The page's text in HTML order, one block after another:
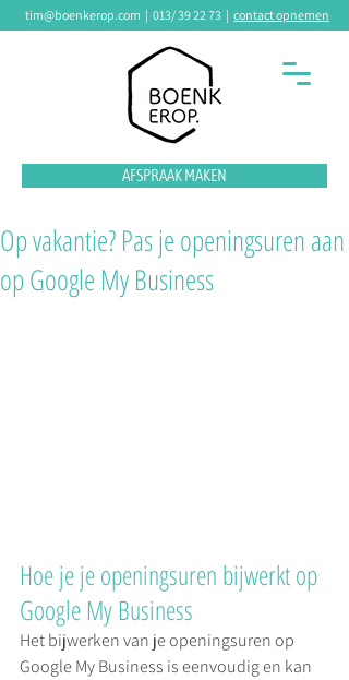
tim@boenkerop.com | 013/ 39 22 73 | contact opnemen
AFSPRAAK MAKEN
Op vakantie? Pas je openingsuren aan
op Google My Business
Hoe je je openingsuren bijwerkt op
Google My Business
Het bijwerken van je openingsuren op
Google My Business is eenvoudig en kan